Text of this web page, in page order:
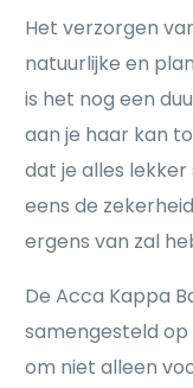
Het verzorgen
natuurlijke en
is het nog een
aan je haar kan
dat je alles
eens de
ergens van zal
De Acca Kappa
samengesteld
om niet alleen